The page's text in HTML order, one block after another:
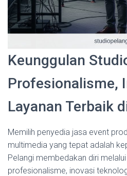
Keunggulan
Profesionalisme,
Layanan Terbaik
Memilih penyedia jasa event
multimedia yang tepat adalah
Pelangi membedakan diri
profesionalisme, inovasi